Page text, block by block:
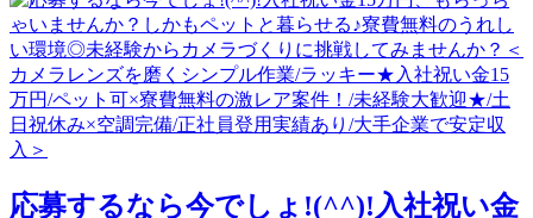
応募するなら今でしょ!(^^)!入社祝い金